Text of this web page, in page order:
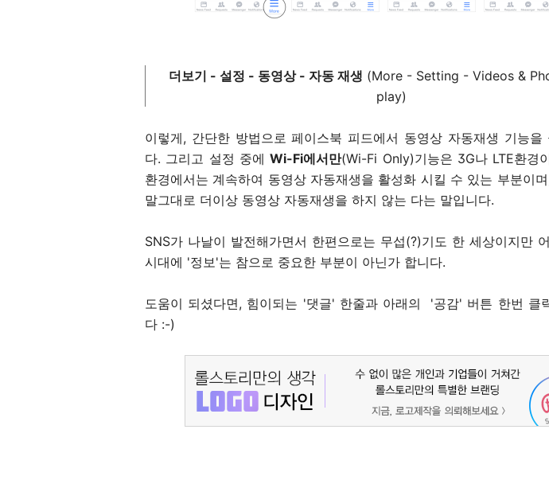
더보기 - 설정 - 동영상 - 자동 재생 (More - Setting - Videos &
play)
이렇게, 간단한 방법으로 페이스북 피드에서 동영상 자동재생 기능을
다. 그리고 설정 중에Wi-Fi에서만(Wi-Fi Only)기능은 3G나 LTE환경
환경에서는 계속하여 동영상 자동재생을 활성화 시킬 수 있는 부분이
말그대로 더이상 동영상 자동재생을 하지 않는 다는 말입니다.
SNS가 나날이 발전해가면서 한편으로는 무섭(?)기도 한 세상이지만
시대에 '정보'는 참으로 중요한 부분이 아닌가 합니다.
도움이 되셨다면, 힘이되는 '댓글' 한줄과 아래의 '공감' 버튼 한번 클
다 :-)